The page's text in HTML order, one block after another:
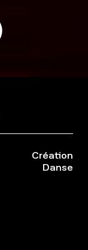
Création
Danse